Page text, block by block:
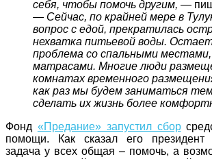
себя, чтобы помочь другим, —
— Сейчас, по крайней мере в
вопрос с едой, прекратилась
нехватка питьевой воды.
проблема со спальными местами,
матрасами. Многие люди
комнатах временного
как раз мы будем заниматься
сделать их жизнь более
Фонд «Предание» запустил сбор
помощи.
Как сказал его президент
задача у всех общая – помочь, а